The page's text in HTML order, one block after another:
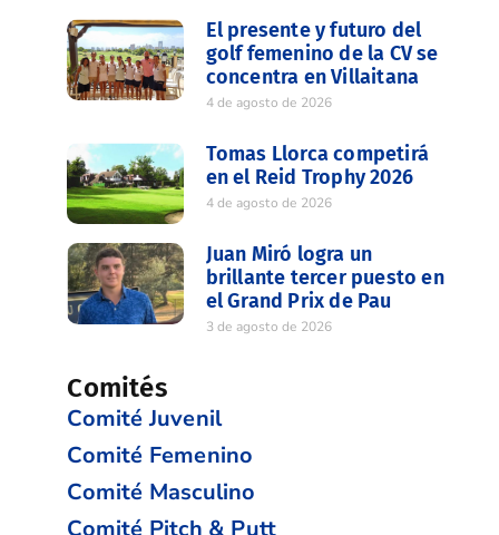
El presente y futuro del
golf femenino de la CV se
concentra en Villaitana
4 de agosto de 2026
Tomas Llorca competirá
en el Reid Trophy 2026
4 de agosto de 2026
Juan Miró logra un
brillante tercer puesto en
el Grand Prix de Pau
3 de agosto de 2026
Comités
Comité Juvenil
Comité Femenino
Comité Masculino